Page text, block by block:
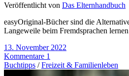
Veröffentlicht von Das Elternhandbuch
easyOriginal-Bücher sind die
Langeweile beim Fremdsprachen
13. November 2022
Kommentare 1
Buchtipps /Freizeit & Familienleben